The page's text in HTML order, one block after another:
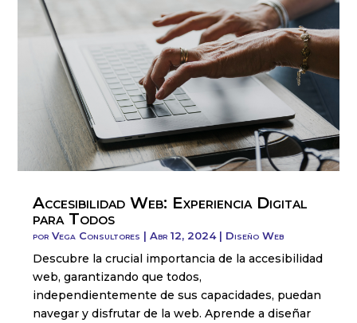
Accesibilidad Web: Experiencia Digital
para Todos
porVega Consultores |Abr 12, 2024| Diseño Web
Descubre la crucial importancia de la accesibilidad
web, garantizando que todos,
independientemente de sus capacidades, puedan
navegar y disfrutar de la web. Aprende a diseñar